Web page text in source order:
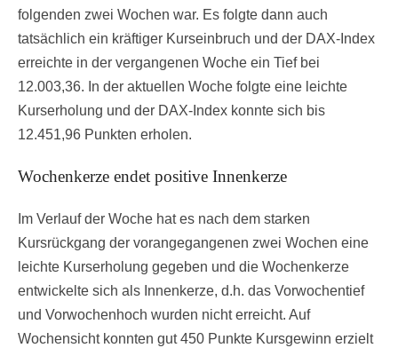
folgenden zwei Wochen war. Es folgte dann auch
tatsächlich ein kräftiger Kurseinbruch und der DAX-Index
erreichte in der vergangenen Woche ein Tief bei
12.003,36. In der aktuellen Woche folgte eine leichte
Kurserholung und der DAX-Index konnte sich bis
12.451,96 Punkten erholen.
Wochenkerze endet positive Innenkerze
Im Verlauf der Woche hat es nach dem starken
Kursrückgang der vorangegangenen zwei Wochen eine
leichte Kurserholung gegeben und die Wochenkerze
entwickelte sich als Innenkerze, d.h. das Vorwochentief
und Vorwochenhoch wurden nicht erreicht. Auf
Wochensicht konnten gut 450 Punkte Kursgewinn erzielt